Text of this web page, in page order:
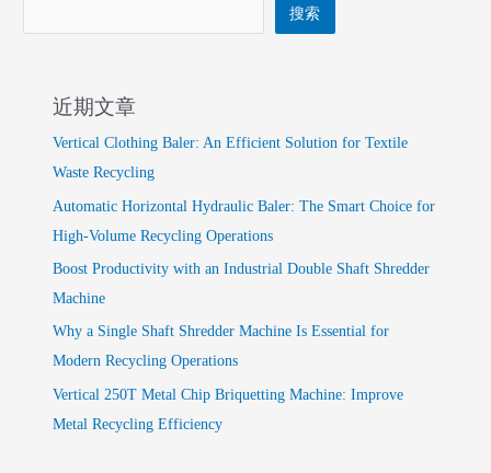
搜索
近期文章
Vertical Clothing Baler: An Efficient Solution for Textile
Waste Recycling
Automatic Horizontal Hydraulic Baler: The Smart Choice for
High-Volume Recycling Operations
Boost Productivity with an Industrial Double Shaft Shredder
Machine
Why a Single Shaft Shredder Machine Is Essential for
Modern Recycling Operations
Vertical 250T Metal Chip Briquetting Machine: Improve
Metal Recycling Efficiency